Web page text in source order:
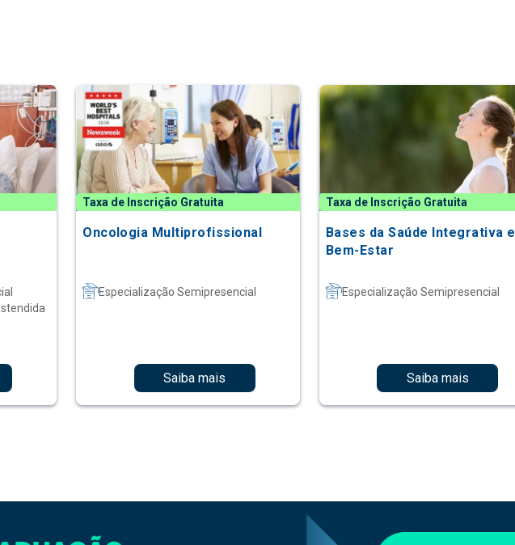
Taxa de Inscrição Gratuita
Oncologia Multiprofissional
Especialização Semipresencial
Saiba mais
Taxa de Inscrição Gratuita
Bases da Saúde Integrativa e
Bem-Estar
Especialização Semipresencial
Saiba mais